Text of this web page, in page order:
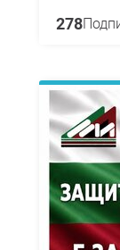
278